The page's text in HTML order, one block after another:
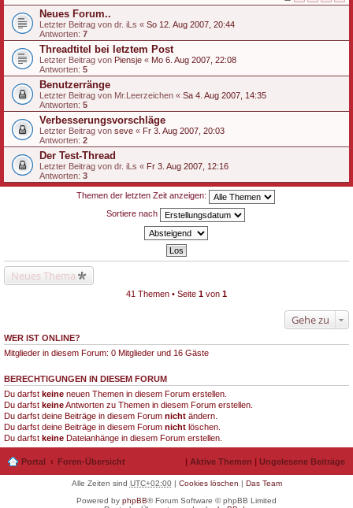
Neues Forum..
Letzter Beitrag von dr. iLs « So 12. Aug 2007, 20:44
Antworten: 7
Threadtitel bei letztem Post
Letzter Beitrag von Piensje « Mo 6. Aug 2007, 22:08
Antworten: 5
Benutzerränge
Letzter Beitrag von Mr.Leerzeichen « Sa 4. Aug 2007, 14:35
Antworten: 5
Verbesserungsvorschläge
Letzter Beitrag von seve « Fr 3. Aug 2007, 20:03
Antworten: 2
Der Test-Thread
Letzter Beitrag von dr. iLs « Fr 3. Aug 2007, 12:16
Antworten: 3
Themen der letzten Zeit anzeigen:
Sortiere nach
Neues Thema
41 Themen • Seite 1 von 1
Gehe zu
WER IST ONLINE?
Mitglieder in diesem Forum: 0 Mitglieder und 16 Gäste
BERECHTIGUNGEN IN DIESEM FORUM
Du darfst keine neuen Themen in diesem Forum erstellen.
Du darfst keineAntworten zu Themen in diesem Forum erstellen.
Du darfst deine Beiträge in diesem Forum nicht ändern.
Du darfst deine Beiträge in diesem Forum nicht löschen.
Du darfst keine Dateianhänge in diesem Forum erstellen.
Portal Foren-Übersicht | Aktive Themen | Ungelesene Beiträge
Alle Zeiten sind UTC+02:00| Cookies löschen | Das Team
Powered by phpBB® Forum Software © phpBB Limited